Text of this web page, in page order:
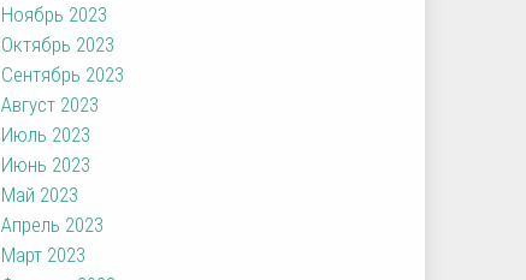
Ноябрь 2023
Октябрь 2023
Сентябрь 2023
Август 2023
Июль 2023
Июнь 2023
Май 2023
Апрель 2023
Март 2023